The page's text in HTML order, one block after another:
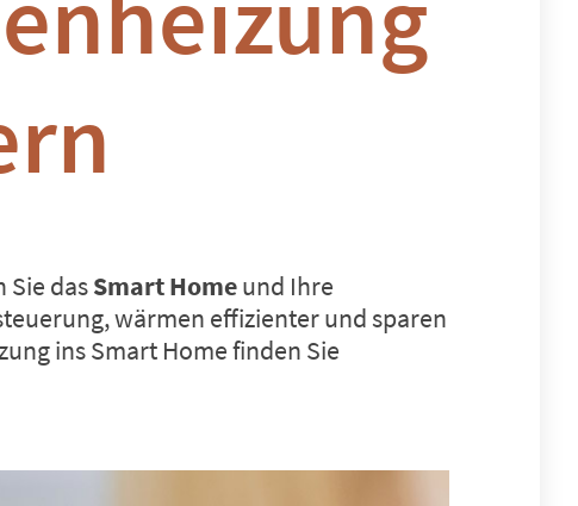
Sie dasSmart Homeund Ihre
wärmen effizienter und sparen
ins Smart Home finden Sie